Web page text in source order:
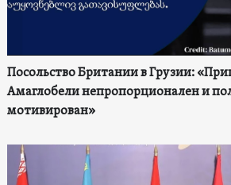
Посольство Британии в Грузии:
Амаглобели непропорционален и
мотивирован»